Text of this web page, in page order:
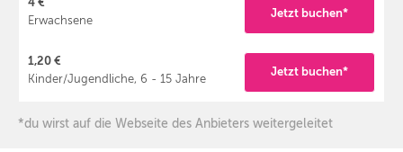
Erwachsene
Jetzt buchen*
1,20 €
Kinder/Jugendliche, 6 - 15 Jahre
Jetzt buchen*
*du wirst auf die Webseite des Anbieters weitergeleitet